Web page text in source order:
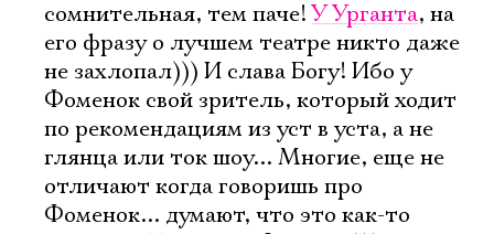
сомнительная, тем паче!У Урганта, на
его фразу о лучшем театре никто даже
не захлопал))) И слава Богу! Ибо у
Фоменок свой зритель, который ходит
по рекомендациям из уст в уста, а не
глянца или ток шоу... Многие, еще не
отличают когда говоришь про
Фоменок... думают, что это как-то
Электропочта
Имя